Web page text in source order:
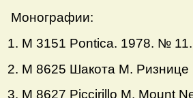
Монографии:
1. M 3151 Pontica. 1978. № 11.
2. M 8625 Шакота М.
3. М 8627 Piccirillo M. Mount